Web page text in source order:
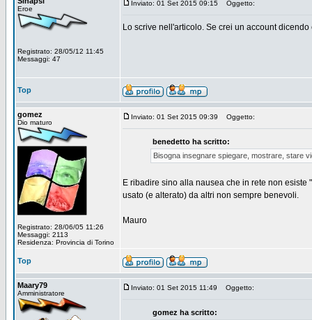
Eroe
Registrato: 28/05/12 11:45
Messaggi: 47
Inviato: 01 Set 2015 09:15 Oggetto:
Lo scrive nell'articolo. Se crei un account
Top
gomez
Dio maturo
Registrato: 28/06/05 11:26
Messaggi: 2113
Residenza: Provincia di Torino
Inviato: 01 Set 2015 09:39 Oggetto:
benedetto ha scritto:
Bisogna insegnare spiegare, mostrare, stare
E ribadire sino alla nausea che in rete non esiste
usato (e alterato) da altri non sempre benevoli.
Mauro
Top
Maary79
Amministratore
Inviato: 01 Set 2015 11:49 Oggetto:
gomez ha scritto: